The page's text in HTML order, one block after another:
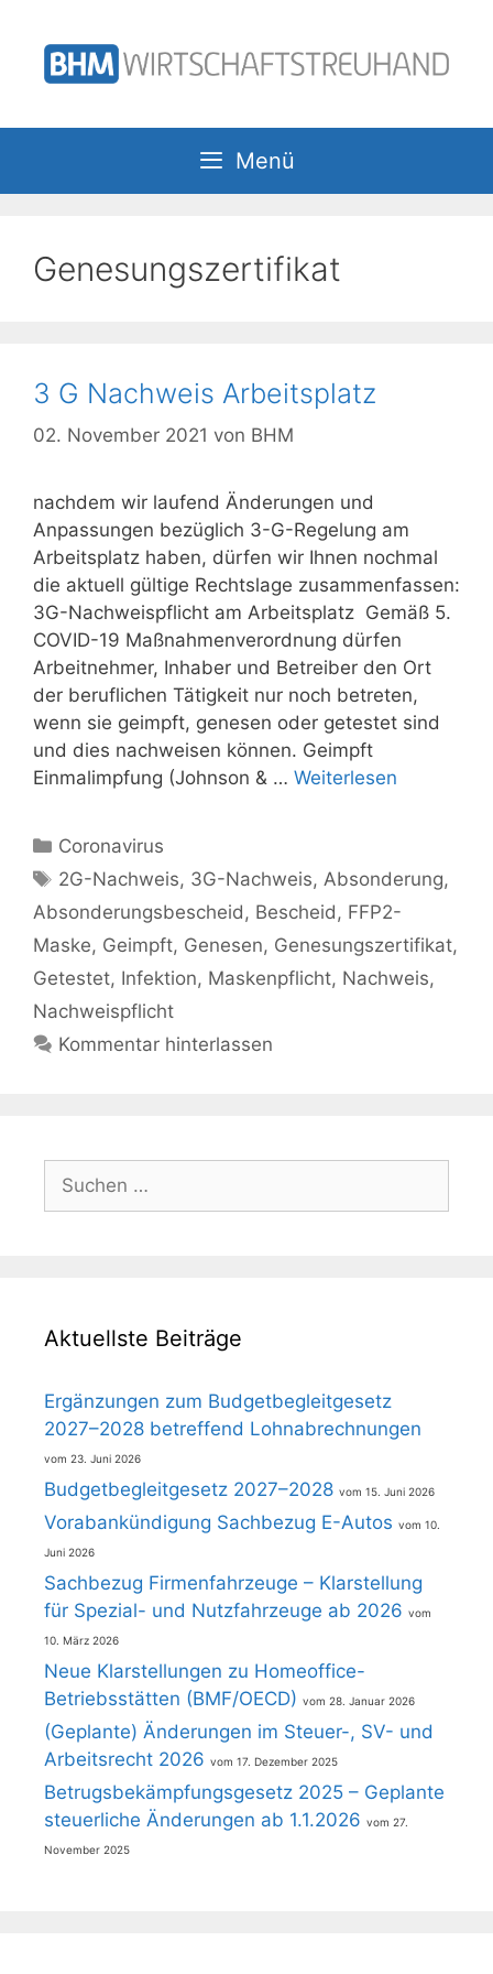
Inhalt
springen
Menü
Genesungszertifikat
3 G Nachweis Arbeitsplatz
02. November 2021 von BHM
nachdem wir laufend Änderungen und
Anpassungen bezüglich 3-G-Regelung am
Arbeitsplatz haben, dürfen wir Ihnen nochmal
die aktuell gültige Rechtslage zusammenfassen:
3G-Nachweispflicht am Arbeitsplatz Gemäß 5.
COVID-19 Maßnahmenverordnung dürfen
Arbeitnehmer, Inhaber und Betreiber den Ort
der beruflichen Tätigkeit nur noch betreten,
wenn sie geimpft, genesen oder getestet sind
und dies nachweisen können. Geimpft
Einmalimpfung (Johnson & … Weiterlesen
Kategorien
Coronavirus
Schlagwörter
2G-Nachweis, 3G-Nachweis,Absonderung,
Absonderungsbescheid, Bescheid, FFP2-
Maske, Geimpft, Genesen, Genesungszertifikat,
Getestet, Infektion, Maskenpflicht, Nachweis,
Nachweispflicht
Kommentar hinterlassen
Suchen
nach:
Aktuellste Beiträge
Ergänzungen zum Budgetbegleitgesetz
2027–2028 betreffend Lohnabrechnungen
23. Juni 2026
Budgetbegleitgesetz 2027–2028 15. Juni 2026
Vorabankündigung Sachbezug E-Autos 10.
Juni 2026
Sachbezug Firmenfahrzeuge – Klarstellung
für Spezial- und Nutzfahrzeuge ab 2026
10. März 2026
Neue Klarstellungen zu Homeoffice-
Betriebsstätten (BMF/OECD)
28. Januar 2026
(Geplante) Änderungen im Steuer-, SV- und
Arbeitsrecht 2026
17. Dezember 2025
Betrugsbekämpfungsgesetz 2025 – Geplante
steuerliche Änderungen ab 1.1.2026
27.
November 2025